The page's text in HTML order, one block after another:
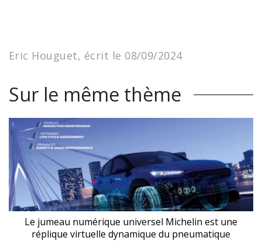
Eric Houguet, écrit le 08/09/2024
Sur le même thème
Le jumeau numérique universel Michelin est une
réplique virtuelle dynamique du pneumatique